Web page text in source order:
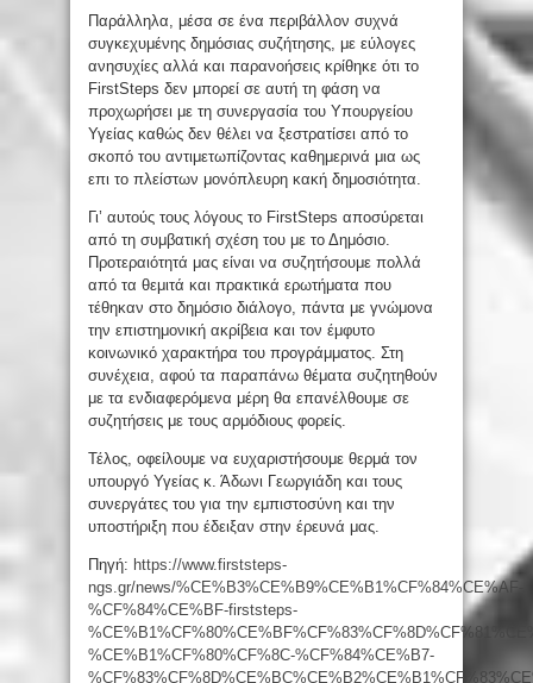
Παράλληλα, μέσα σε ένα περιβάλλον συχνά
συγκεχυμένης δημόσιας συζήτησης, με εύλογες
ανησυχίες αλλά και παρανοήσεις κρίθηκε ότι το
FirstSteps δεν μπορεί σε αυτή τη φάση να
προχωρήσει με τη συνεργασία του Υπουργείου
Υγείας καθώς δεν θέλει να ξεστρατίσει από το
σκοπό του αντιμετωπίζοντας καθημερινά μια ως
επι το πλείστων μονόπλευρη κακή δημοσιότητα.
Γι’ αυτούς τους λόγους το FirstSteps αποσύρεται
από τη συμβατική σχέση του με το Δημόσιο.
Προτεραιότητά μας είναι να συζητήσουμε πολλά
από τα θεμιτά και πρακτικά ερωτήματα που
τέθηκαν στο δημόσιο διάλογο, πάντα με γνώμονα
την επιστημονική ακρίβεια και τον έμφυτο
κοινωνικό χαρακτήρα του προγράμματος. Στη
συνέχεια, αφού τα παραπάνω θέματα συζητηθούν
με τα ενδιαφερόμενα μέρη θα επανέλθουμε σε
συζητήσεις με τους αρμόδιους φορείς.
Τέλος, οφείλουμε να ευχαριστήσουμε θερμά τον
υπουργό Υγείας κ. Άδωνι Γεωργιάδη και τους
συνεργάτες του για την εμπιστοσύνη και την
υποστήριξη που έδειξαν στην έρευνά μας.
Πηγή: https://www.firststeps-
ngs.gr/news/%CE%B3%CE%B9%CE%B1%CF%84%CE%AF-
%CF%84%CE%BF-firststeps-
%CE%B1%CF%80%CF%8C-%CF%84%CE%B7-